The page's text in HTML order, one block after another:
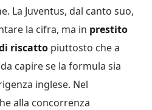
La Juventus, dal canto suo,
la cifra, ma in prestito
riscatto piuttosto che a
capire se la formula sia
inglese. Nel
alla concorrenza